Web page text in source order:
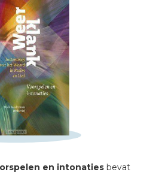
en intonaties bevat